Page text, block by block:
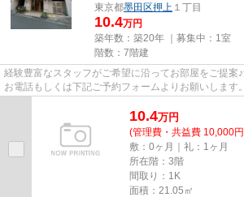
東京都墨田区押上 １丁目
10.4万円
築年数：築20年 ｜募集中： 1室
階数：7階建
経験豊富なスタッフがご希望に沿ってお部屋をご提案
お電話もしくは下記ご予約フォームよりお願いします。
10.4万円
(管理費・共益費 10,000
敷：0ヶ月｜礼：1ヶ月
所在階：3階
間取り：1K
面積：21.05㎡